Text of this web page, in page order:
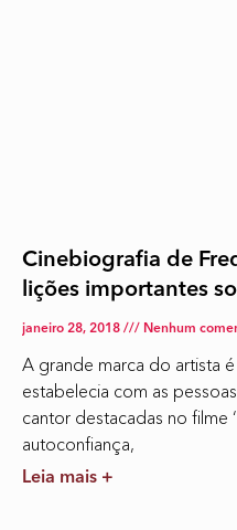
Cinebiografia de
lições importantes
janeiro 28, 2018 Nenhum
A grande marca do artista
estabelecia com as
cantor destacadas no filme
autoconfiança,
Leia mais +